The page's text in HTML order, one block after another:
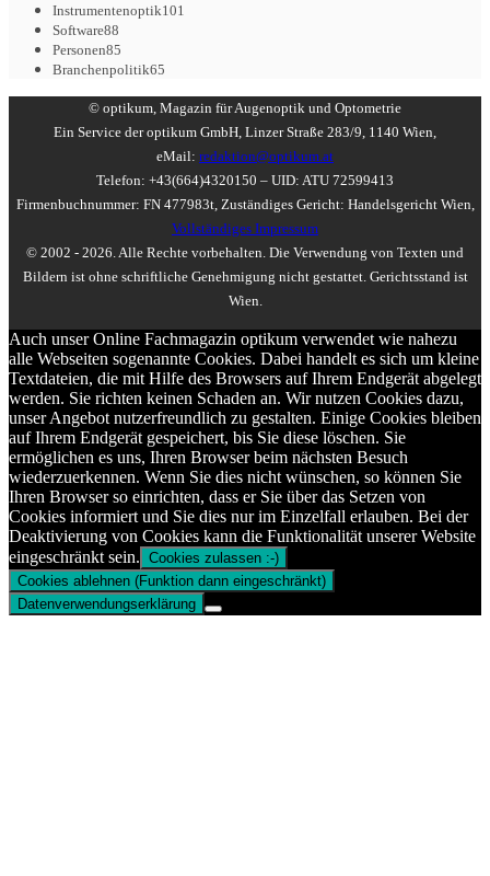
Instrumentenoptik101
Software88
Personen85
Branchenpolitik65
© optikum, Magazin für Augenoptik und Optometrie
Ein Service der optikum GmbH, Linzer Straße 283/9, 1140 Wien,
eMail: redaktion@optikum.at
Telefon: +43(664)4320150 – UID: ATU 72599413
Firmenbuchnummer: FN 477983t, Zuständiges Gericht: Handelsgericht Wien,
Vollständiges Impressum
© 2002 - 2026. Alle Rechte vorbehalten. Die Verwendung von Texten und
Bildern ist ohne schriftliche Genehmigung nicht gestattet. Gerichtsstand ist
Wien.
Auch unser Online Fachmagazin optikum verwendet wie nahezu
alle Webseiten sogenannte Cookies. Dabei handelt es sich um kleine
Textdateien, die mit Hilfe des Browsers auf Ihrem Endgerät abgelegt
werden. Sie richten keinen Schaden an. Wir nutzen Cookies dazu,
unser Angebot nutzerfreundlich zu gestalten. Einige Cookies bleiben
auf Ihrem Endgerät gespeichert, bis Sie diese löschen. Sie
ermöglichen es uns, Ihren Browser beim nächsten Besuch
wiederzuerkennen. Wenn Sie dies nicht wünschen, so können Sie
Ihren Browser so einrichten, dass er Sie über das Setzen von
Cookies informiert und Sie dies nur im Einzelfall erlauben. Bei der
Deaktivierung von Cookies kann die Funktionalität unserer Website
eingeschränkt sein. Cookies zulassen :-)
Cookies ablehnen (Funktion dann eingeschränkt)
Datenverwendungserklärung